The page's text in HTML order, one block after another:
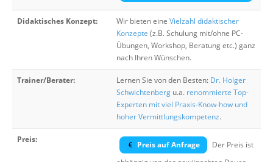
Didaktisches Konzept: Wir bieten eine Vielzahl didaktischer
Konzepte (z.B. Schulung mit/ohne PC-
Übungen, Workshop, Beratung etc.) ganz
nach Ihren Wünschen.
Trainer/Berater: Lernen Sie von den Besten: Dr. Holger
Schwichtenberg u.a. renommierte Top-
Experten mit viel Praxis-Know-how und
hoher Vermittlungskompetenz.
Preis:
Preis auf Anfrage
Der Preis ist